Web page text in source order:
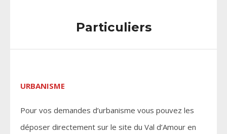
Particuliers
URBANISME
Pour vos demandes d’urbanisme vous pouvez les
déposer directement sur le site du Val d’Amour en